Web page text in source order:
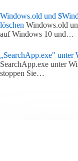
Windows.old und
löschen Windows.old
auf Windows 10 und…
„SearchApp.exe" unter
SearchApp.exe unter
stoppen Sie…